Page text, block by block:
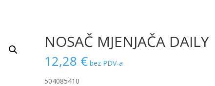
NOSAČ MJENJAČA DAILY
12,28 € bez PDV-a
504085410